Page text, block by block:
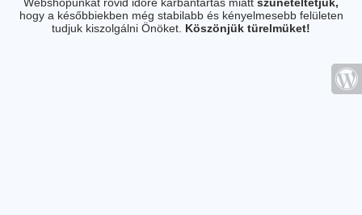
hogy a későbbiekben még stabilabb és kényelmesebb felületen
tudjuk kiszolgálni Önöket. Köszönjük türelmüket!